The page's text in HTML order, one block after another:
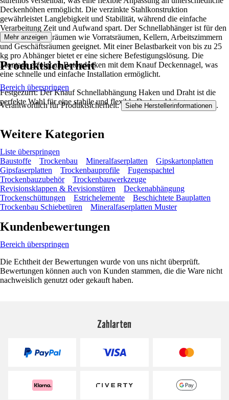
Deckenhöhen ermöglicht. Die verzinkte Stahlkonstruktion
gewährleistet Langlebigkeit und Stabilität, während die einfache
Verarbeitung Zeit und Aufwand spart. Der Schnellabhänger ist für den
Einsatz in Innenräumen wie Vorratsräumen, Kellern, Arbeitszimmern
und Geschäftsräumen geeignet. Mit einer Belastbarkeit von bis zu 25
kg pro Abhänger bietet er eine sichere Befestigungslösung. Die
Montage erfolgt an Betondecken mit dem Knauf Deckennagel, was
eine schnelle und einfache Installation ermöglicht.
Festgezurrt: Der Knauf Schnellabhängung Haken und Draht ist die
perfekte Wahl für eine stabile und flexible Deckenabhängung.
Mehr anzeigen
Produktsicherheit
Bereich überspringen
Verantwortlich für Produktsicherheit: Siehe Herstellerinformationen .
Weitere Kategorien
Liste überspringen
Baustoffe
Trockenbau Mineralfaserplatten
Gipskartonplatten
Gipsfaserplatten
Trockenbauprofile
Fugenspachtel
Trockenbauzubehör
Trockenbauwerkzeuge
Revisionsklappen & Revisionstüren
Deckenabhängung
Trockenschüttungen
Estrichelemente
Beschichtete Bauplatten
Trockenbau Schiebetüren
Mineralfaserplatten Muster
Kundenbewertungen
Bereich überspringen
Die Echtheit der Bewertungen wurde von uns nicht überprüft.
Bewertungen können auch von Kunden stammen, die die Ware nicht
nachweislich genutzt oder gekauft haben.
Zahlarten